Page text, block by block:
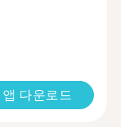
앱 다운로드